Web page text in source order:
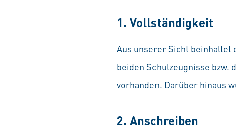
1. Vollständigkeit
Aus unserer Sicht beinhaltet
beiden Schulzeugnisse bzw.
vorhanden. Darüber hinaus
2. Anschreiben